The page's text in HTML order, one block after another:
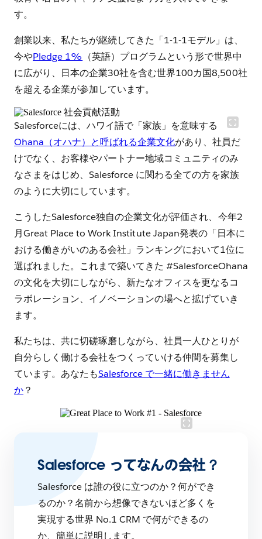
す。
創業以来、私たちが継続してきた「1-1-1モデル」は、
今やPledge 1% （英語）プログラムという形で世界中
に広がり、日本の企業30社を含む世界100カ国8,500社
を超える企業が参加しています。
Salesforceには、ハワイ語で「家族」を意味する
Ohana（オハナ）と呼ばれる企業文化があり、社員だ
けでなく、お客様やパートナー地域コミュニティのみ
なさまをはじめ、Salesforce に関わる全ての方を家族
のように大切にしています。
こうしたSalesforce独自の企業文化が評価され、今年2
月Great Place to Work Institute Japan発表の「日本に
おける働きがいのある会社」ランキングにおいて1位に
選ばれました。これまで築いてきた #SalesforceOhana
の文化を大切にしながら、新たなオフィスを更なるコ
ラボレーション、イノベーションの場へと拡げていき
ます。
私たちは、共に切磋琢磨しながら、社員一人ひとりが
自分らしく働ける会社をつくっていける仲間を募集し
ています。あなたもSalesforce で一緒に働きません
か？
Salesforce ってなんの会社？
Salesforce は誰の役に立つのか？何ができ
るのか？名前から想像できないほど多くを
実現する世界 No.1 CRM で何ができるの
か、簡単に説明します。